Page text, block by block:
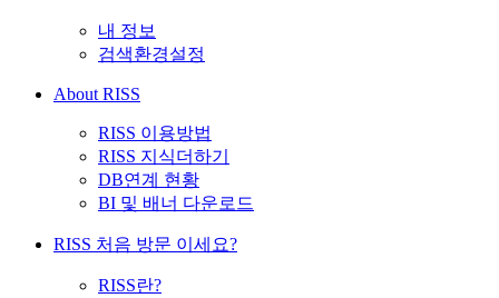
내 정보
검색환경설정
About RISS
RISS 이용방법
RISS 지식더하기
DB연계 현황
BI 및 배너 다운로드
RISS 처음 방문 이세요?
RISS란?